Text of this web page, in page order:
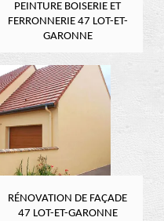
PEINTURE BOISERIE ET
FERRONNERIE 47 LOT-ET-
GARONNE
RÉNOVATION DE FAÇADE
47 LOT-ET-GARONNE